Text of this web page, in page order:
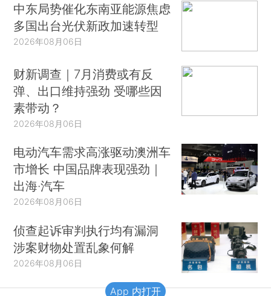
中东局势催化东南亚能源焦虑
多国出台光伏新政加速转型
2026年08月06日
财新调查｜7月消费或有反
弹、出口维持强劲 受哪些因
素带动？
2026年08月06日
电动汽车需求高涨驱动澳洲车
市增长 中国品牌表现强劲｜
出海·汽车
2026年08月06日
侦查起诉审判执行均有漏洞
涉案财物处置乱象何解
2026年08月06日
App 内打开